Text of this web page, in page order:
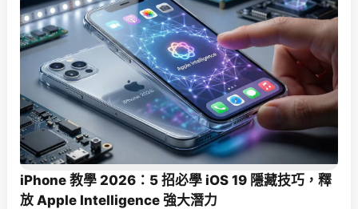
iPhone 教學 2026：5 招必學 iOS 19 隱藏技巧，釋
放 Apple Intelligence 強大潛力